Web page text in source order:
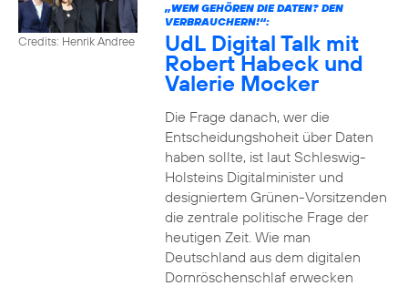
Credits: Henrik Andree
„WEM GEHÖREN DIE DATEN? DEN
VERBRAUCHERN!“:
UdL Digital Talk mit
Robert Habeck und
Valerie Mocker
Die Frage danach, wer die
Entscheidungshoheit über Daten
haben sollte, ist laut Schleswig-
Holsteins Digitalminister und
designiertem Grünen-Vorsitzenden
die zentrale politische Frage der
heutigen Zeit. Wie man
Deutschland aus dem digitalen
Dornröschenschlaf erwecken